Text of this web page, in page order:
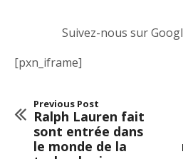
Suivez-nous sur
[pxn_iframe]
Previous Post
Ralph Lauren fait
sont entrée dans
le monde de la